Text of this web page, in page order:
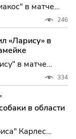
в матче
Встреча в
в составе
246
«Ларису» в
в матче
по
334
в области
Карлес